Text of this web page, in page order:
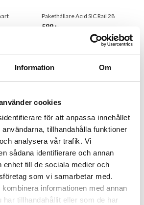
Information Om
cookies
för att anpassa innehållet
tillhandahålla funktioner
analysera vår trafik. Vi
sådana identifierare och annan
enhet till de sociala medier och
som vi samarbetar med.
informationen med annan
har tillhandahållit eller som de har
Pakethållare Acid SIC Rail 28
599:-
Pakethållare Cube ACID Carrier
SIC 29 RILink
Pakethållare Cube ACID Carrier SIC
29 RILink